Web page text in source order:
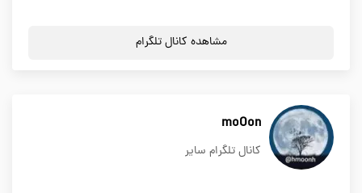
مشاهده کانال تلگرام
moOon
کانال تلگرام سایر